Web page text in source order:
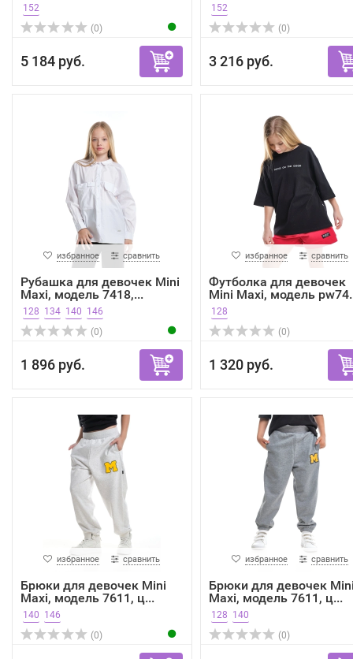
152
(0)
5 184 руб.
152
(0)
3 216 руб.
избранное сравнить
Рубашка для девочек Mini
Maxi, модель 7418,...
128 134 140 146
(0)
1 896 руб.
избранное сравнить
Футболка для девочек
Mini Maxi, модель
128
(0)
1 320 руб.
избранное сравнить
Брюки для девочек Mini
Maxi, модель 7611, ц...
140 146
(0)
избранное сравнить
Брюки для девочек
Maxi, модель 7611, ц...
128 140
(0)